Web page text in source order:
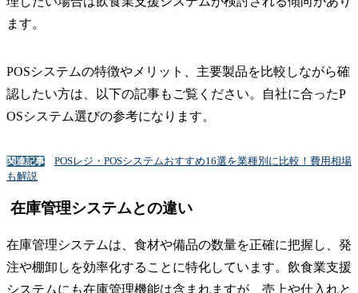
ます。
POSシステムの特徴やメリット、主要製品を比較しながら確
認したい方は、以下の記事もご覧ください。自社に合ったP
OSシステム選びの参考になります。
関連記事
POSレジ・POSシステムおすすめ16選を業種別に比較！費用相場
も解説
在庫管理システムとの違い
在庫管理システムは、食材や備品の数量を正確に把握し、発
注や棚卸しを効率化することに特化しています。飲食業支援
システムにも在庫管理機能は含まれますが、売上や仕入れと